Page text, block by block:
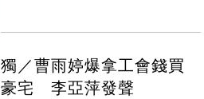
獨／曹雨婷爆拿工會錢買
豪宅 李亞萍發聲